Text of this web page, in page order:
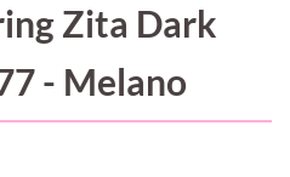
Zita Dark
- Melano